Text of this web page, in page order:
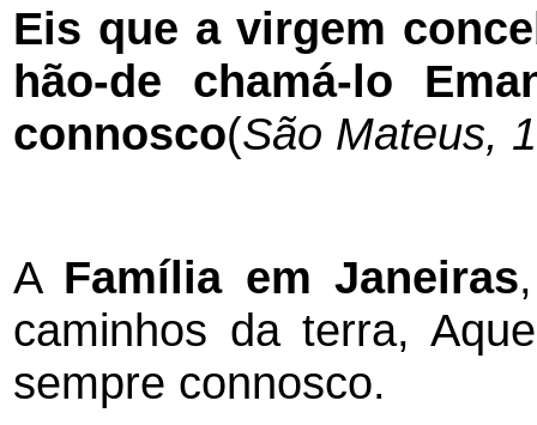
Eis que a virgem
hão-de chamá-lo
connosco(São Mateus,
A Família em Janeiras
caminhos da terra,
sempre connosco.